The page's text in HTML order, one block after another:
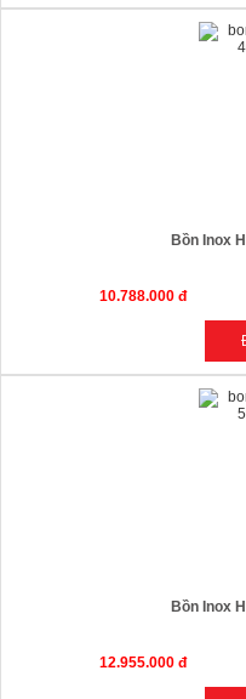
Bồn Inox
10.788.000 đ
Bồn Inox
12.955.000 đ